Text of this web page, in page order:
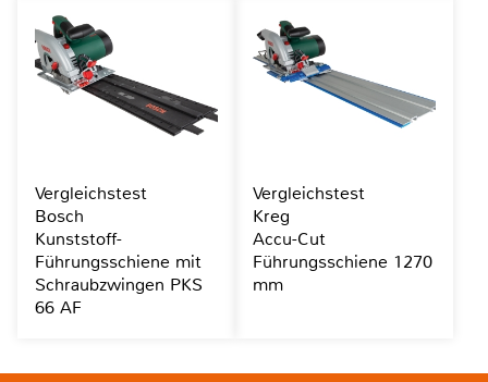
Vergleichstest
Bosch
Kunststoff-
Führungsschiene mit
Schraubzwingen PKS
66 AF
Vergleichstest
Kreg
Accu-Cut
Führungsschiene 1270
mm